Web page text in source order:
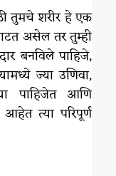
तुमचे शरीर हे एक
असेल तर तुम्ही
बनविले पाहिजे,
ज्या उणिवा,
पाहिजेत आणि
त्या परिपूर्ण